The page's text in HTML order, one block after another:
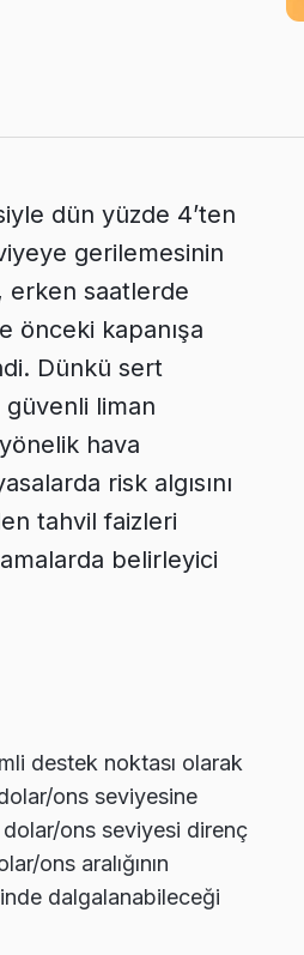
dün yüzde 4’ten
gerilemesinin
erken saatlerde
önceki kapanışa
Dünkü sert
güvenli liman
hava
risk algısını
tahvil faizleri
belirleyici
destek noktası olarak
ons seviyesine
ons seviyesi direnç
ons aralığının
dalgalanabileceği